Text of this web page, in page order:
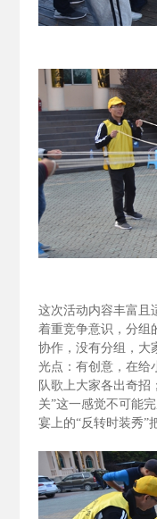
这次活动内容丰富且
着重竞争意识，分组
协作，没有分组，大
光点：有创意，在给
队歌上大家各出奇招
关”这一感觉不可能
宴上的“反转时装秀”